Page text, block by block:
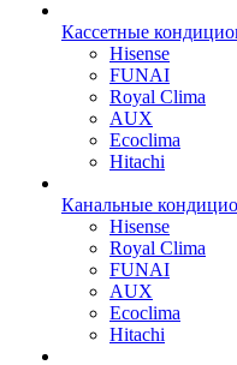
Кассетные
Hisense
FUNAI
Royal Clima
AUX
Ecoclima
Hitachi
Канальные
Hisense
Royal Clima
FUNAI
AUX
Ecoclima
Hitachi